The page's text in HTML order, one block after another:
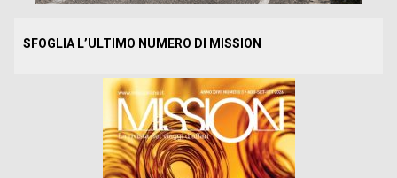
SFOGLIA L’ULTIMO NUMERO DI MISSION